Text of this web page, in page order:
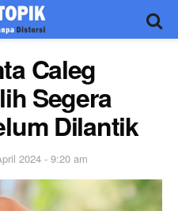
Caleg
Segera
Dilantik
2024 - 9:20 am